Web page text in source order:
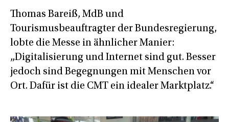
Thomas Bareiß, MdB und
Tourismusbeauftragter der Bundesregierung,
lobte die Messe in ähnlicher Manier:
„Digitalisierung und Internet sind gut. Besser
jedoch sind Begegnungen mit Menschen vor
Ort. Dafür ist die CMT ein idealer Marktplatz.“